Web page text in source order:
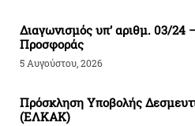
Διαγωνισμός υπ’ αριθμ. 03/24
Προσφοράς
5 Αυγούστου, 2026
Πρόσκληση Υποβολής
(ΕΛΚΑΚ)